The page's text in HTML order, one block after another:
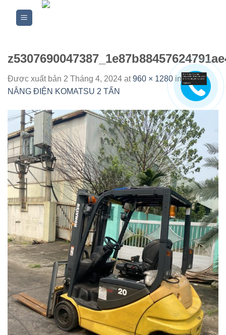
Được xuất bản 2 Tháng 4, 2024 at960 × 1280inXE
NÂNG ĐIỆN KOMATSU 2 TẤN